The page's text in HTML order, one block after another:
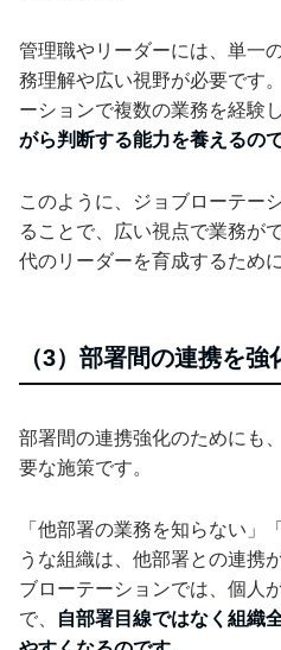
管理職やリーダーには、単一
務理解や広い視野が必要です
ーションで複数の業務を経験
がら判断する能力を養えるので
このように、ジョブローテー
ることで、広い視点で業務が
代のリーダーを育成するため
（3）部署間の連携を強
部署間の連携強化のためにも
要な施策です。
「他部署の業務を知らない」
うな組織は、他部署との連携
ブローテーションでは、個人
で、
自部署目線ではなく組織